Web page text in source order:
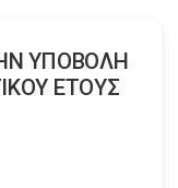
ΥΠΟΒΟΛΗ
ΕΤΟΥΣ